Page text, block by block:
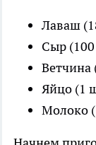
Лаваш
Сыр (100
Ветчина
Яйцо (1
Молоко